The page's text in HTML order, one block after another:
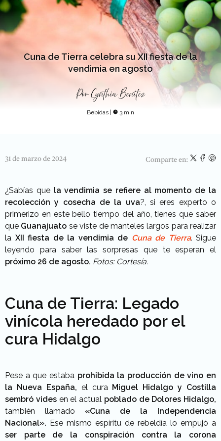
Cuna de Tierra celebra su XII fiesta de la
vendimia en agosto
PorCynthia Benítez
Bebidas | 3 min
31 de marzo de 2024 Comparte en:
¿Sabías que la vendimia se refiere al momento de la
recolección y cosecha de la uva?, si eres experto o
primerizo en este bello tiempo del año, tienes que saber
que Guanajuato se viste de manteles largos para realizar
la XII fiesta de la vendimia de Cuna de Tierra. Sigue
leyendo para saber las sorpresas que te esperan el
próximo 26 de agosto. Fotos: Cortesía.
Cuna de Tierra: Legado
vinícola heredado por el
cura Hidalgo
Pese a que estaba prohibida la producción de vino en
la Nueva España, el cura Miguel Hidalgo y Costilla
sembró videsen el actual poblado de Dolores Hidalgo,
también llamado «Cuna de la Independencia
Nacional». Ese mismo espíritu de rebeldía lo empujó a
ser parte de la conspiración contra la corona